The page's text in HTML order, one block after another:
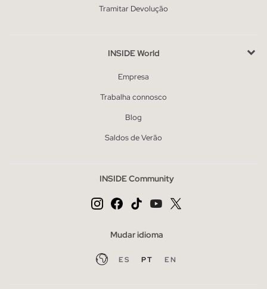
Tramitar Devolução
INSIDE World
Empresa
Trabalha connosco
Blog
Saldos de Verão
INSIDE Community
Mudar idioma
ES PT EN